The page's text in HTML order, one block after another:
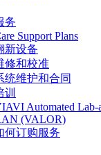
务
Support Plans
新设备
修和校准
统维护和合同
训
Automated Lab-
(VALOR)
何订购服务